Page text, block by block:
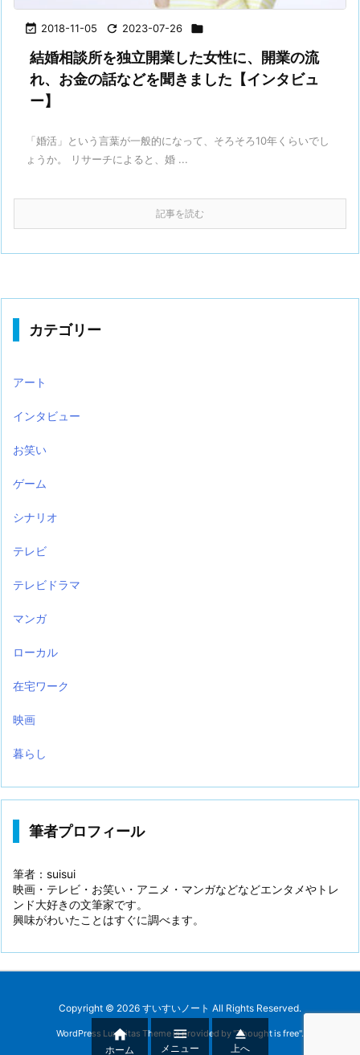
 2018-11-05  2023-07-26 
結婚相談所を独立開業した女性に、開業の流
れ、お金の話などを聞きました【インタビュ
ー】
「婚活」という言葉が一般的になって、そろそろ10年くらいでし
ょうか。 リサーチによると、婚 ...
記事を読む
カテゴリー
アート
インタビュー
お笑い
ゲーム
シナリオ
テレビ
テレビドラマ
マンガ
ローカル
在宅ワーク
映画
暮らし
筆者プロフィール
筆者：suisui
映画・テレビ・お笑い・アニメ・マンガなどなどエンタメやトレ
ンド大好きの文筆家です。
興味がわいたことはすぐに調べます。
Copyright © 2026 すいすいノート All Rights Reserved.
WordPress Luxeritas Theme is provided by "Thought is free".

ホーム

メニュー

上へ